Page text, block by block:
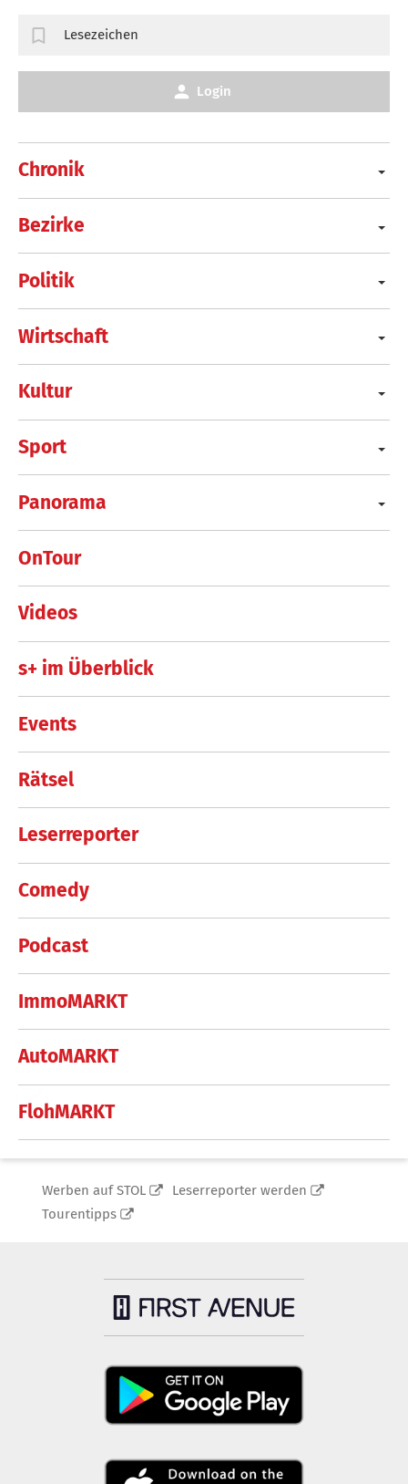
Chronik
Bezirke
Politik
Wirtschaft
Kultur
Sport
Panorama
OnTour
Videos
s+ im Überblick
Events
Rätsel
Leserreporter
Comedy
Podcast
ImmoMARKT
AutoMARKT
FlohMARKT
Lesezeichen
Login
Werben auf STOL
Leserreporter werden
Tourentipps